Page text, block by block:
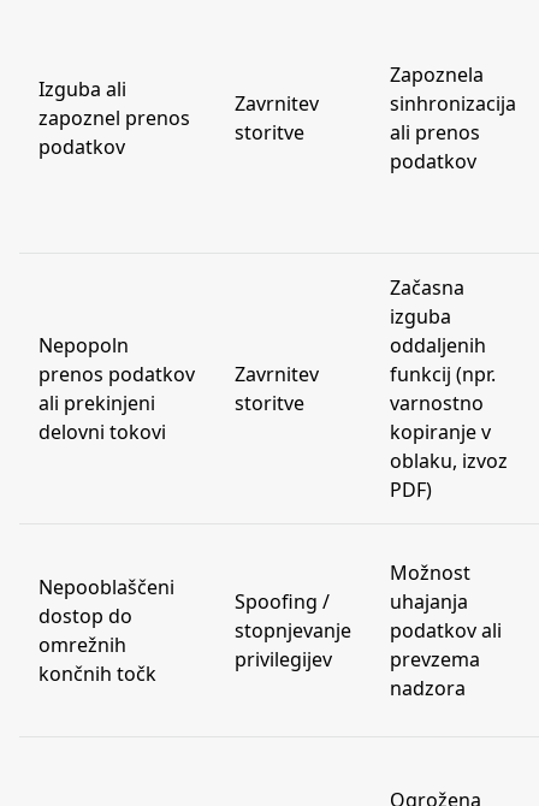
Izguba ali
zapoznel prenos
podatkov
Zavrnitev
storitve
Zapoznela
sinhronizacija
ali prenos
podatkov
Nepopoln
prenos podatkov
ali prekinjeni
delovni tokovi
Zavrnitev
storitve
Začasna
izguba
oddaljenih
funkcij (npr.
varnostno
kopiranje v
oblaku, izvoz
PDF)
Nepooblaščeni
dostop do
omrežnih
končnih točk
Spoofing /
stopnjevanje
privilegijev
Možnost
uhajanja
podatkov ali
prevzema
nadzora
Ogrožena